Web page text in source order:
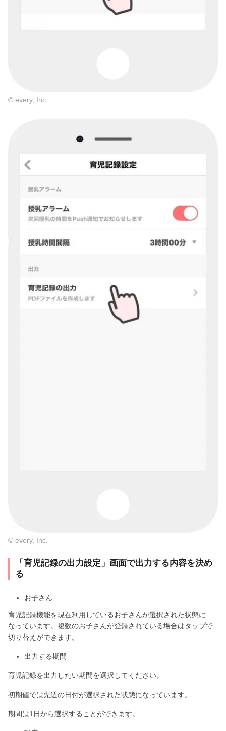
© every, Inc.
© every, Inc.
「育児記録の出力設定」画面で出力する内容を決め
る
お子さん
育児記録機能を現在利用しているお子さんが選択された状態に
なっています。複数のお子さんが登録されている場合はタップで
切り替えができます。
出力する期間
育児記録を出力したい期間を選択してください。
初期値では先週の日付が選択された状態になっています。
期間は1日から選択することができます。